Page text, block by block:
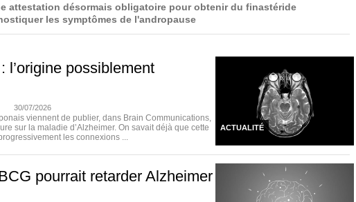
attestation désormais obligatoire pour obtenir du finastéride
les symptômes de l'andropause
l’origine possiblement
ACTUALITÉ
30/07/2026
viennent de publier, dans Brain Communications,
sur la maladie d’Alzheimer. On savait déjà que cette
les connexions ...
pourrait retarder Alzheimer